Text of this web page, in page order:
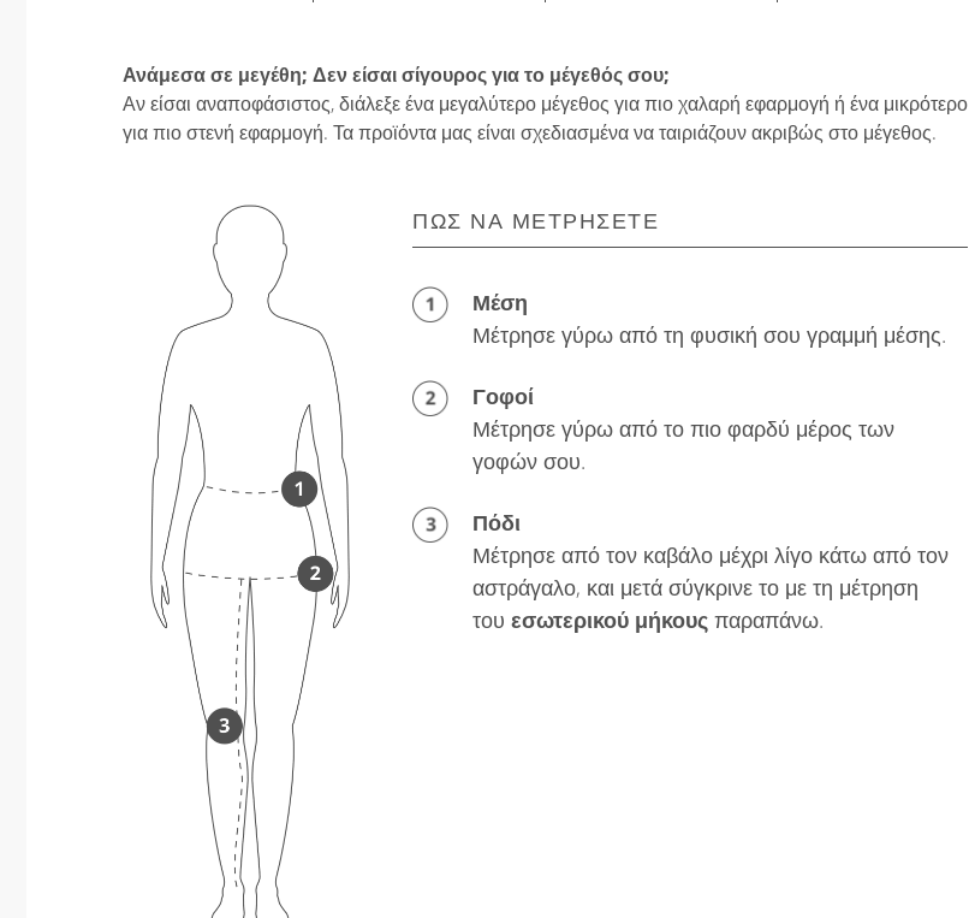
Ανάμεσα σε μεγέθη; Δεν είσαι σίγουρος για το μέγεθός σου;
Αν είσαι αναποφάσιστος, διάλεξε ένα μεγαλύτερο μέγεθος για πιο χαλαρή εφαρμογή ή ένα μικρότερο
για πιο στενή εφαρμογή. Τα προϊόντα μας είναι σχεδιασμένα να ταιριάζουν ακριβώς στο μέγεθος.
ΠΏΣ ΝΑ ΜΕΤΡΉΣΕΤΕ
Μέση
Μέτρησε γύρω από τη φυσική σου γραμμή μέσης.
Γοφοί
Μέτρησε γύρω από το πιο φαρδύ μέρος των
γοφών σου.
Πόδι
Μέτρησε από τον καβάλο μέχρι λίγο κάτω από τον
αστράγαλο, και μετά σύγκρινε το με τη μέτρηση
του εσωτερικού μήκους παραπάνω.